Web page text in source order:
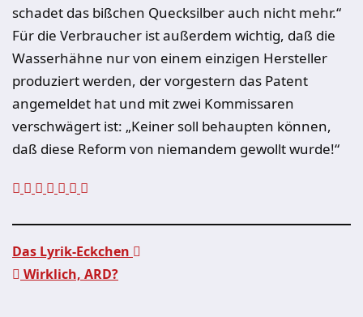
schadet das bißchen Quecksilber auch nicht mehr.“
Für die Verbraucher ist außerdem wichtig, daß die
Wasserhähne nur von einem einzigen Hersteller
produziert werden, der vorgestern das Patent
angemeldet hat und mit zwei Kommissaren
verschwägert ist: „Keiner soll behaupten können,
daß diese Reform von niemandem gewollt wurde!“
Das Lyrik-Eckchen
Wirklich, ARD?